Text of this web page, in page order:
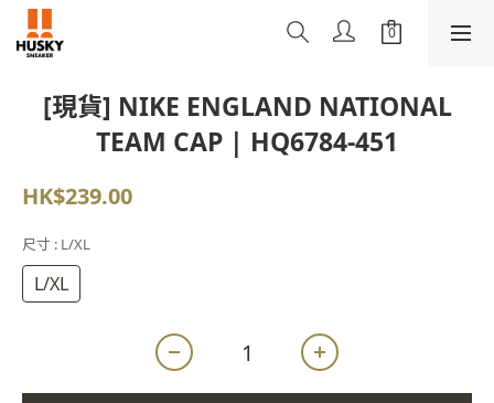
[現貨] NIKE ENGLAND NATIONAL
TEAM CAP | HQ6784-451
HK$239.00
尺寸 : L/XL
L/XL